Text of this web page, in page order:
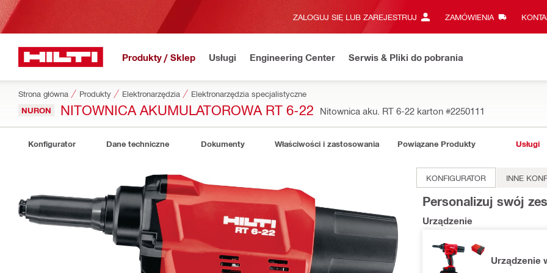
ZALOGUJ SIĘ LUB ZAREJESTRUJ ZAMÓWIENIA
Produkty / Sklep Usługi Engineering Center Serwis & Pliki do pobrania
Strona główna Produkty Elektronarzędzia Elektronarzędzia specjalistyczne
NURON NITOWNICA AKUMULATOROWA RT 6-22 Nitownica aku. RT 6-22 karton #2250111
Konfigurator Dane techniczne Dokumenty Właściwości i zastosowania Powiązane Produkty Usługi
KONFIGURATOR INNE
Personalizuj swój
Urządzenie
Urządzenie